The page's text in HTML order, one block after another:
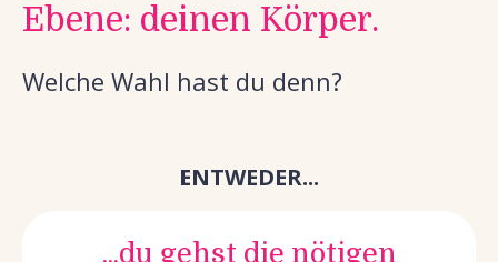
Ebene: deinen Körper.
Welche Wahl hast du denn?
ENTWEDER...
...du gehst die nötigen